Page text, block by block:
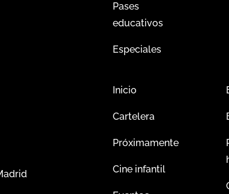
Pases
educativos
Especiales
Inicio
Cartelera
Próximamente
Cine infantil